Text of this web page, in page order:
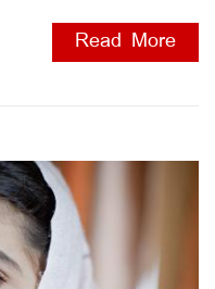
Read More